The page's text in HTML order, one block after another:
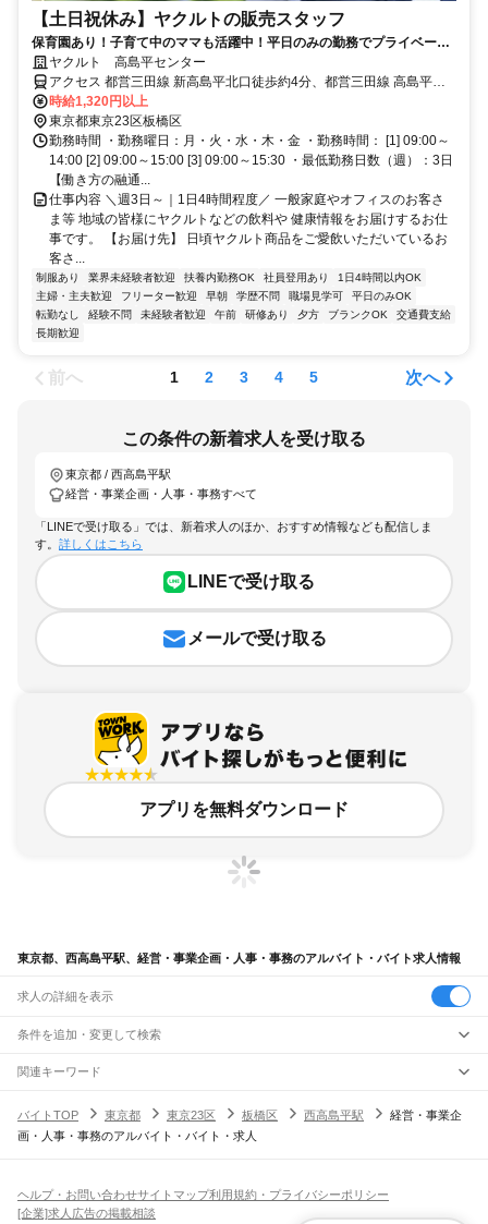
【土日祝休み】ヤクルトの販売スタッフ
保育園あり！子育て中のママも活躍中！平日のみの勤務でプライベート
と両立できます◎
ヤクルト 高島平センター
アクセス 都営三田線 新高島平北口徒歩約4分、都営三田線 高島平西
口徒歩約13分、都営三田線 西高島平北口徒歩約14分
時給1,320円以上
東京都東京23区板橋区
勤務時間 ・勤務曜日：月・火・水・木・金 ・勤務時間： [1] 09:00～
14:00 [2] 09:00～15:00 [3] 09:00～15:30 ・最低勤務日数（週）：3日
【働き方の融通...
仕事内容 ＼週3日～｜1日4時間程度／ 一般家庭やオフィスのお客さ
ま等 地域の皆様にヤクルトなどの飲料や 健康情報をお届けするお仕
事です。 【お届け先】 日頃ヤクルト商品をご愛飲いただいているお
客さ...
制服あり 業界未経験者歓迎 扶養内勤務OK 社員登用あり
1日4時間以内OK
主婦・主夫歓迎
フリーター歓迎 早朝 学歴不問 職場見学可
平日のみOK
転勤なし
経験不問 未経験者歓迎 午前 研修あり 夕方 ブランクOK
交通費支給
長期歓迎
前へ 1 2 3 4 5 次へ
この条件の新着求人を受け取る
東京都 / 西高島平駅
経営・事業企画・人事・事務すべて
「LINEで受け取る」では、新着求人のほか、おすすめ情報なども配信しま
す。 詳しくはこちら
LINEで受け取る
メールで受け取る
アプリを無料ダウンロード
東京都、西高島平駅、経営・事業企画・人事・事務のアルバイト・バイト求人情報
求人の詳細を表示
条件を追加・変更して検索
市区町村を追加・変更
東京都すべて
東京23区すべて
江戸川区
八王子市立川市武蔵野市 昭島市調布市町田市小金井市
駅を追加・変更
JR山手線
大崎駅五反田駅目黒駅恵比寿駅 代々木駅新宿駅新大久保駅
職種を追加・変更
飲食・フードサービスすべて
ホールスタッフキッチンスタッフ
人気
雇用形態を追加・変更
関連キーワード
バイトTOP
東京都 東京23区 板橋区 西高島平駅
経営・事業企
画・人事・事務のアルバイト・バイト・求人
ヘルプ・お問い合わせサイトマップ利用規約・プライバシーポリシー
[企業]求人広告の掲載相談